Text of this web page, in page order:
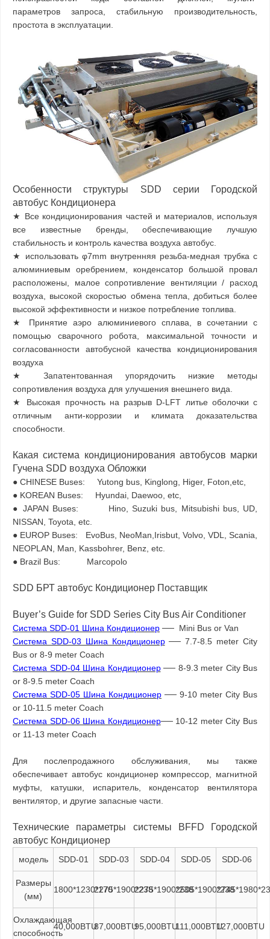
параметров запроса, стабильную производительность,
простота в эксплуатации.
Особенности структуры SDD серии Городской
автобус Кондиционера
★ Все кондиционирования частей и материалов, используя
все известные бренды, обеспечивающие лучшую
стабильность и контроль качества воздуха автобус.
★ использовать φ7mm внутренняя резьба-медная трубка с
алюминиевым оребрением, конденсатор большой провал
расположены, малое сопротивление вентиляции / расход
воздуха, высокой скоростью обмена тепла, добиться более
высокой эффективности и низкое потребление топлива.
★ Принятие аэро алюминиевого сплава, в сочетании с
помощью сварочного робота, максимальной точности и
согласованности автобусной качества кондиционирования
воздуха
★ Запатентованная упорядочить низкие методы
сопротивления воздуха для улучшения внешнего вида.
★ Высокая прочность на разрыв D-LFT литье оболочки с
отличным анти-коррозии и климата доказательства
способности.
Какая система кондиционирования автобусов марки
Гучена SDD воздуха Обложки
● CHINESE Buses: Yutong bus, Kinglong, Higer, Foton,etc,
● KOREAN Buses: Hyundai, Daewoo, etc,
● JAPAN Buses: Hino, Suzuki bus, Mitsubishi bus, UD,
NISSAN, Toyota, etc.
● EUROP Buses: EvoBus, NeoMan,Irisbut, Volvo, VDL, Scania,
NEOPLAN, Man, Kassbohrer, Benz, etc.
● Brazil Bus: Marcopolo
SDD БРТ автобус Кондиционер Поставщик
Buyer’s Guide for SDD Series City Bus Air Conditioner
Система SDD-01 Шина Кондиционер ── Mini Bus or Van
Система SDD-03 Шина Кондиционер── 7.7-8.5 meter City
Bus or 8-9 meter Coach
Система SDD-04 Шина Кондиционер── 8-9.3 meter City Bus
or 8-9.5 meter Coach
Система SDD-05 Шина Кондиционер ── 9-10 meter City Bus
or 10-11.5 meter Coach
Система SDD-06 Шина Кондиционер── 10-12 meter City Bus
or 11-13 meter Coach
Для послепродажного обслуживания, мы также
обеспечивает автобус кондиционер компрессор, магнитной
муфты, катушки, испаритель, конденсатор вентилятора
вентилятор, и другие запасные части.
Технические параметры системы BFFD Городской
автобус Кондиционер
модель SDD-01 SDD-03 SDD-04 SDD-05 SDD-06
Размеры
(мм)
1800*1230*1702275*1900*2382275*1900*2382505*1900*238
Охлаждающая
способность
40,000BTU87,000BTU95,000BTU111,000BTU127,000BTU